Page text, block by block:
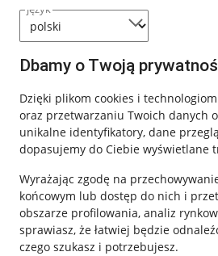
język
Dbamy o Twoją
Dzięki plikom cookies i
oraz przetwarzaniu Twoich danych
unikalne identyfikatory, dane
dopasujemy do Ciebie wyświetlane
Wyrażając zgodę na
końcowym lub dostęp do nich i
obszarze profilowania, analiz
sprawiasz, że łatwiej będzie
czego szukasz i potrzebujesz.